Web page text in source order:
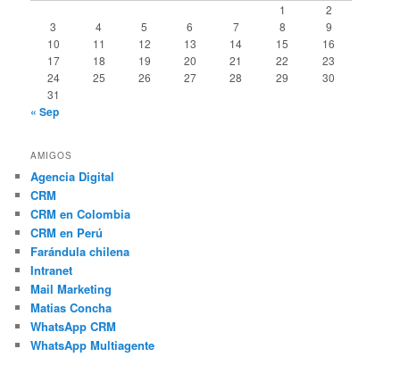
1
2
3
4 5 6 7 8
9
10
11 12 13 14 15
16
17
18 19 20 21 22
23
24
25 26 27 28 29
30
31
« Sep
AMIGOS
Agencia Digital
CRM
CRM en Colombia
CRM en Perú
Farándula chilena
Intranet
Mail Marketing
Matias Concha
WhatsApp CRM
WhatsApp Multiagente